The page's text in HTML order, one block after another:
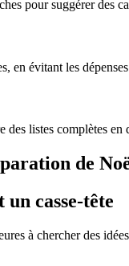
pour suggérer des
en évitant les
des listes complètes
de
un casse-tête
à chercher des